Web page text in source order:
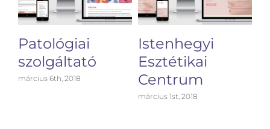
Patológiai
szolgáltató
március 6th, 2018
Istenhegyi
Esztétikai
Centrum
március 1st, 2018